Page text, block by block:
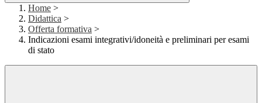
Home >
Didattica >
Offerta formativa >
Indicazioni esami integrativi/idoneità e preliminari per esami
di stato